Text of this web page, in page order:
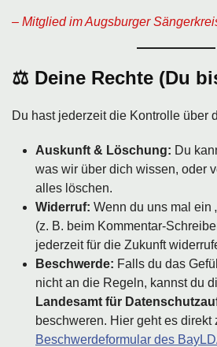
– Mitglied im Augsburger
⚖️ Deine Rechte (Du
Du hast jederzeit die Kontrolle über
Auskunft & Löschung: Du
was wir über dich wissen, oder
alles löschen.
Widerruf: Wenn du uns mal ein
(z. B. beim Kommentar-
jederzeit für die Zukunft
Beschwerde: Falls du das
nicht an die Regeln, kannst du
Landesamt für
beschweren. Hier geht es direkt
Beschwerdeformular des